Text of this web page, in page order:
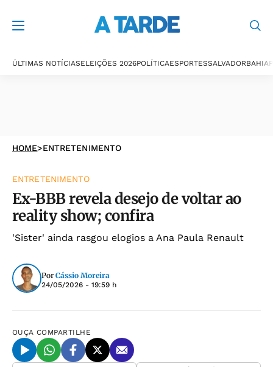
ÚLTIMAS NOTÍCIASELEIÇÕES 2026POLÍTICAESPORTESSALVADORBAHIA
HOME>ENTRETENIMENTO
ENTRETENIMENTO
Ex-BBB revela desejo de voltar ao
reality show; confira
'Sister' ainda rasgou elogios a Ana Paula Renault
Por Cássio Moreira
24/05/2026 - 19:59 h
OUÇA COMPARTILHE